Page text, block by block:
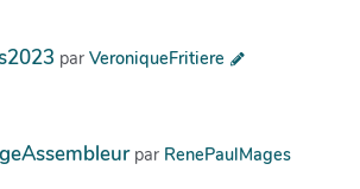
par VeroniqueFritiere
par RenePaulMages